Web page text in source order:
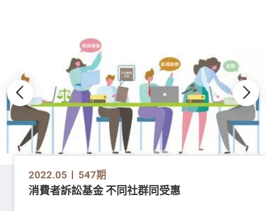
2022.05 547期
消費者訴訟基金 不同社群同受惠